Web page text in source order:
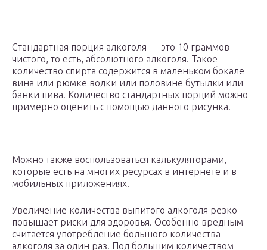
Стандартная порция алкоголя — это 10 граммов
чистого, то есть, абсолютного алкоголя. Такое
количество спирта содержится в маленьком бокале
вина или рюмке водки или половине бутылки или
банки пива. Количество стандартных порций можно
примерно оценить с помощью данного рисунка.
Можно также воспользоваться калькуляторами,
которые есть на многих ресурсах в интернете и в
мобильных приложениях.
Увеличение количества выпитого алкоголя резко
повышает риски для здоровья. Особенно вредным
считается употребление большого количества
алкоголя за один раз. Под большим количеством